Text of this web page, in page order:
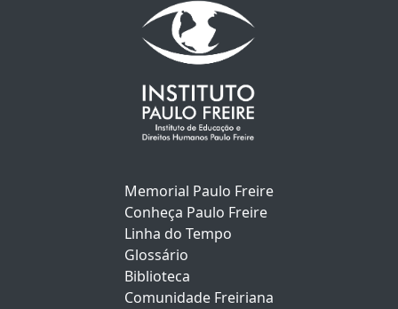
Memorial Paulo Freire
Conheça Paulo Freire
Linha do Tempo
Glossário
Biblioteca
Comunidade Freiriana